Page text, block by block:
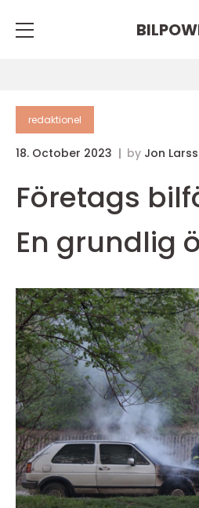
redaktionel
18. October 2023 by Jon
Företags
En grundlig